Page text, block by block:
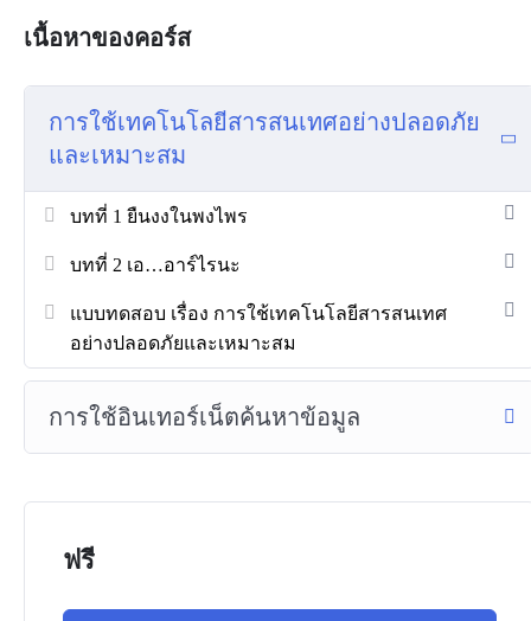
เนื้อหาของคอร์ส
การใช้เทคโนโลยีสารสนเทศอย่างปลอดภัย
และเหมาะสม
บทที่ 1 ยืนงงในพงไพร
บทที่ 2 เอ…อาร์ไรนะ
แบบทดสอบ เรื่อง การใช้เทคโนโลยีสารสนเทศ
อย่างปลอดภัยและเหมาะสม
การใช้อินเทอร์เน็ตค้นหาข้อมูล
ฟรี